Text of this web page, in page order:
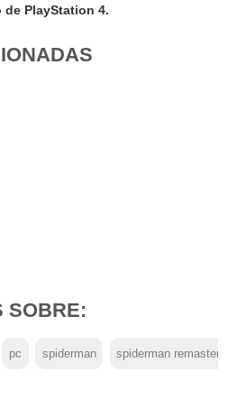
PlayStation 4.
SOBRE:
pc spiderman spiderman